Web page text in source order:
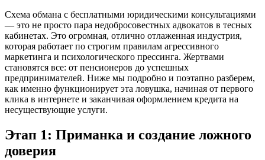
Схема обмана с бесплатными юридическими консультациями
— это не просто пара недобросовестных адвокатов в тесных
кабинетах. Это огромная, отлично отлаженная индустрия,
которая работает по строгим правилам агрессивного
маркетинга и психологического прессинга. Жертвами
становятся все: от пенсионеров до успешных
предпринимателей. Ниже мы подробно и поэтапно разберем,
как именно функционирует эта ловушка, начиная от первого
клика в интернете и заканчивая оформлением кредита на
несуществующие услуги.
Этап 1: Приманка и создание ложного
доверия